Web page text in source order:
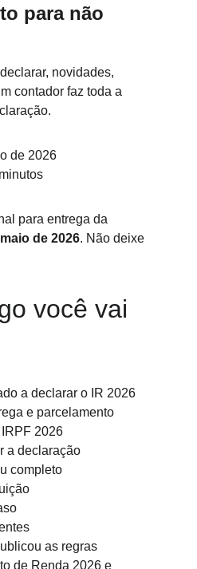
para não
novidades,
contador faz toda a
de 2026
para entrega da
de 2026. Não deixe
você vai
a declarar o IR 2026
e parcelamento
2026
a declaração
completo
as regras
de Renda 2026 e